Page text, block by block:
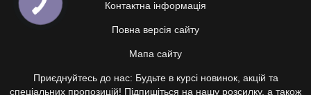
Контактна інформація
Повна версія сайту
Мапа сайту
Приєднуйтесь до нас: Будьте в курсі новинок, акцій та
спеціальних пропозицій! Підпишіться на нашу розсилку, а також